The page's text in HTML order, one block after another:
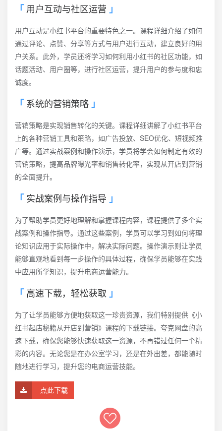
用户互动与社区运营
用户互动是小红书平台的重要特色之一。课程详细介绍了如何
通过评论、点赞、分享等方式与用户进行互动，建立良好的用
户关系。此外，学员还将学习如何利用小红书的社区功能，如
话题活动、用户圈等，进行社区运营，提升用户的参与度和忠
诚度。
系统的营销策略
营销策略是实现销售转化的关键。课程详细讲解了小红书平台
上的各种营销工具和策略，如广告投放、SEO优化、短视频推
广等。通过实战案例和操作演示，学员将学会如何制定有效的
营销策略，提高品牌曝光率和销售转化率，实现从开店到营销
的全面提升。
实战案例与操作指导
为了帮助学员更好地理解和掌握课程内容，课程提供了多个实
战案例和操作指导。通过这些案例，学员可以学习到如何将理
论知识应用于实际操作中，解决实际问题。操作演示则让学员
能够直观地看到每一步操作的具体过程，确保学员能够在实践
中应用所学知识，提升电商运营能力。
高速下载，轻松获取
为了让学员能够方便地获取这一珍贵资源，我们特别提供《小
红书起店秘籍从开店到营销》课程的下载链接。夸克网盘的高
速下载，确保您能够快速获取这一资源，不再错过任何一个精
彩的内容。无论您是在办公室学习，还是在外出差，都能随时
随地进行学习，提升您的电商运营技能。
点此下载